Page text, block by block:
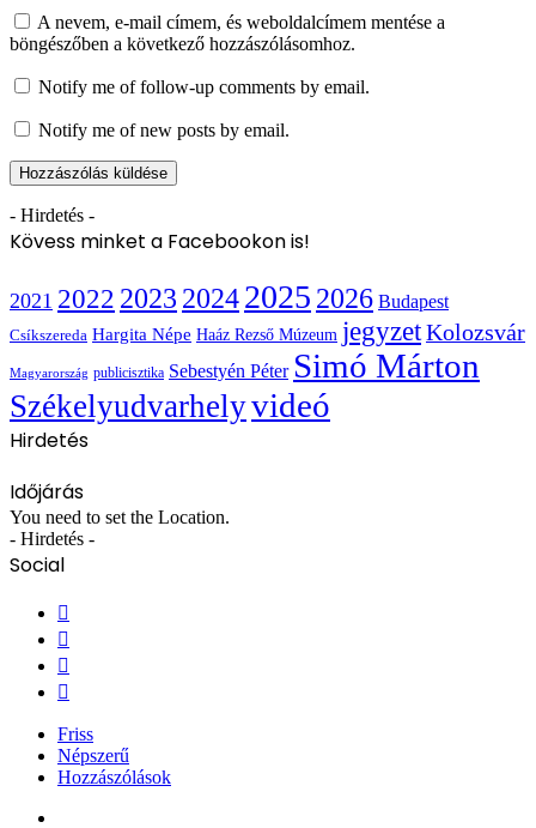
A nevem, e-mail címem, és weboldalcímem mentése a
böngészőben a következő hozzászólásomhoz.
Notify me of follow-up comments by email.
Notify me of new posts by email.
- Hirdetés -
Kövess minket a Facebookon is!
2021 2022 2023 20242025 2026 Budapest
Csíkszereda Hargita Népe Haáz Rezső Múzeum jegyzetKolozsvár
Magyarország publicisztika Sebestyén Péter Simó Márton
Székelyudvarhelyvideó
Hirdetés
Időjárás
You need to set the Location.
- Hirdetés -
Social
Friss
Népszerű
Hozzászólások